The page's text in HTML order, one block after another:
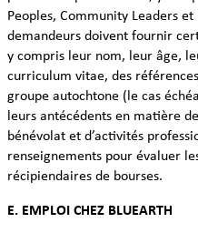
Peoples, Community Leaders
demandeurs doivent fournir
y compris leur nom, leur âge,
curriculum vitae, des
groupe autochtone (le cas
leurs antécédents en matière
bénévolat et d’activités
renseignements pour évaluer
récipiendaires de bourses.
E. EMPLOI CHEZ BLUEARTH